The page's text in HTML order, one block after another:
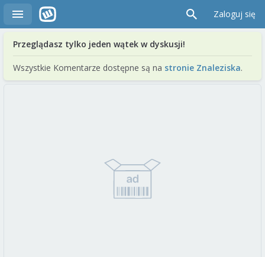
Zaloguj się
Przeglądasz tylko jeden wątek w dyskusji!
Wszystkie Komentarze dostępne są na stronie Znaleziska.